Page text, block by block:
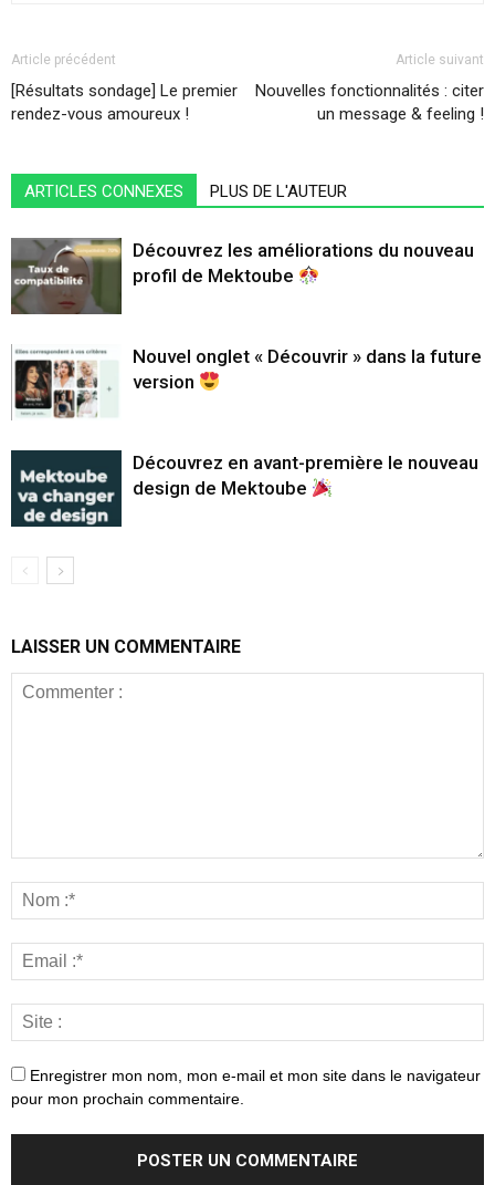
Article précédent
[Résultats sondage] Le premier
rendez-vous amoureux !
Article suivant
Nouvelles fonctionnalités : citer
un message & feeling !
ARTICLES CONNEXES PLUS DE L'AUTEUR
Découvrez les améliorations du nouveau
profil de Mektoube
Nouvel onglet « Découvrir » dans la future
version
Découvrez en avant-première le nouveau
design de Mektoube
LAISSER UN COMMENTAIRE
Enregistrer mon nom, mon e-mail et mon site dans le navigateur
pour mon prochain commentaire.